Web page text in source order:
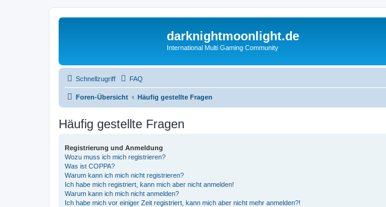
darknightmoonlight.de
International Multi Gaming Community
Schnellzugriff FAQ
Foren-Übersicht Häufig gestellte Fragen
Häufig gestellte Fragen
Registrierung und Anmeldung
Wozu muss ich mich registrieren?
Was ist COPPA?
Warum kann ich mich nicht registrieren?
Ich habe mich registriert, kann mich aber nicht anmelden!
Warum kann ich mich nicht anmelden?
Ich habe mich vor einiger Zeit registriert, kann mich aber nicht mehr anmelden?!